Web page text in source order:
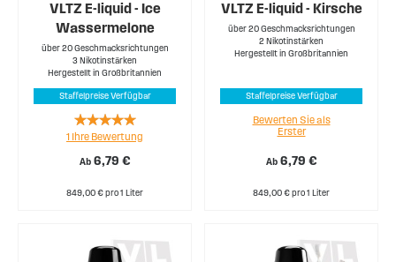
VLTZ E-liquid - Ice
Wassermelone
über 20 Geschmacksrichtungen
3 Nikotinstärken
Hergestellt in Großbritannien
Staffelpreise Verfügbar
Ab 6,79 €
Rating:
100%
1 Ihre Bewertung
849,00 € pro 1 Liter
VLTZ E-liquid - Kirsche
über 20 Geschmacksrichtungen
2 Nikotinstärken
Hergestellt in Großbritannien
Staffelpreise Verfügbar
Ab 6,79 €
Bewerten Sie als
Erster
849,00 € pro 1 Liter